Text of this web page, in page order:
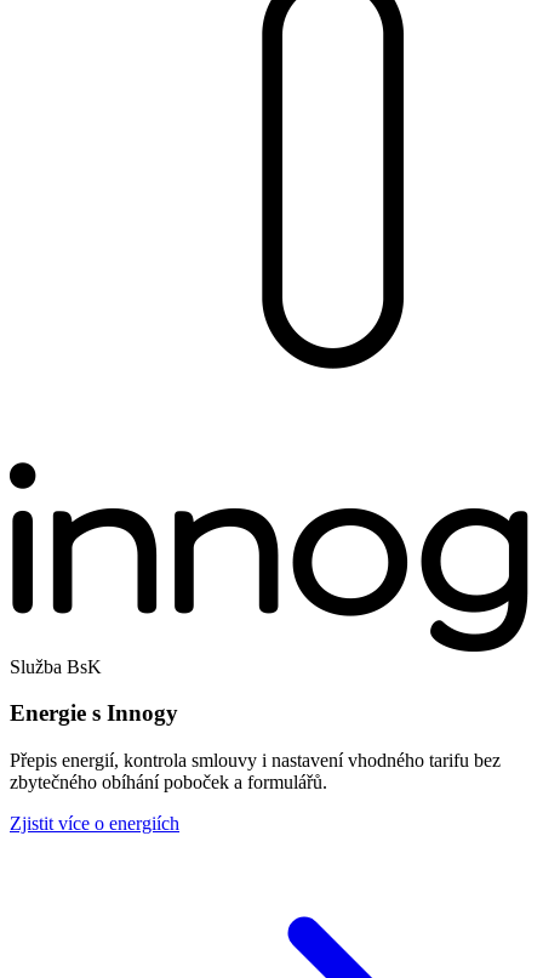
Služba BsK
Energie s Innogy
Přepis energií, kontrola smlouvy i nastavení vhodného tarifu bez
zbytečného obíhání poboček a formulářů.
Zjistit více o energiích